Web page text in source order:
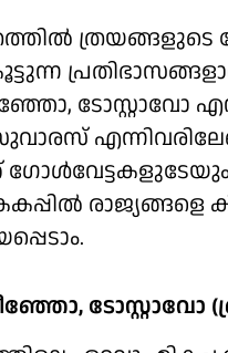
ത്രയങ്ങളുടെ
കൂട്ടുന്ന
ടോസ്റ്റാവോ
രാജ്യങ്ങളെ
ടോസ്റ്റാവോ